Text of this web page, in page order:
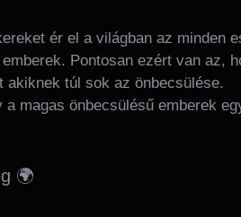
ér el a világban az minden
Pontosan ezért van az,
akiknek túl sok az önbecsülése.
magas önbecsülésű emberek
🌍